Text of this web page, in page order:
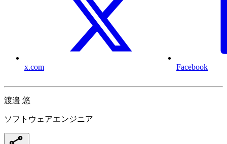
x.com Facebook
渡邉 悠
ソフトウェアエンジニア